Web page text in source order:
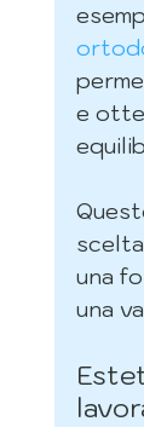
e
una
una